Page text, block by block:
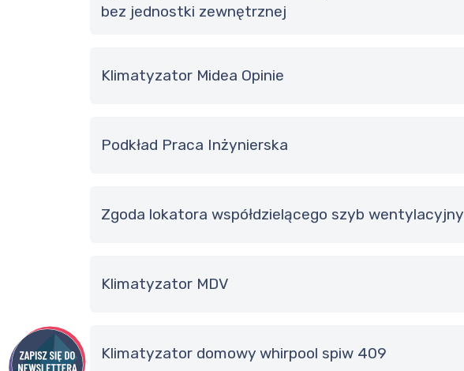
bez jednostki zewnętrznej
Klimatyzator Midea Opinie
Podkład Praca Inżynierska
Zgoda lokatora współdzielącego szyb wentylacyjny
Klimatyzator MDV
klimatyzator domowy whirpool spiw 409